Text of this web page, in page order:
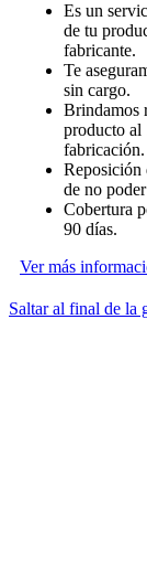
Es un
de tu
fabricante.
Te
sin cargo.
Brindamos
producto al
fabricación.
Reposición
de no
Cobertura
90 días.
Ver más
Saltar al final de la